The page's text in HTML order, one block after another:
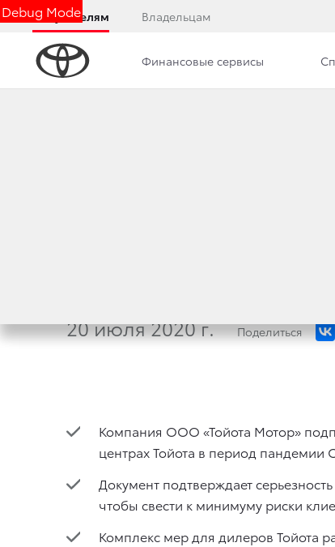
Debug Mode
Покупателям Владельцам
Финансовые сервисы
ООО «ТОЙОТА
МЕМОРАНДУМ
20 июля 2020 г. Поделиться
Компания ООО «Тойота Мотор»
центрах Тойота в период пандемии
Документ подтверждает
чтобы свести к минимуму риски
Комплекс мер для дилеров Тойота